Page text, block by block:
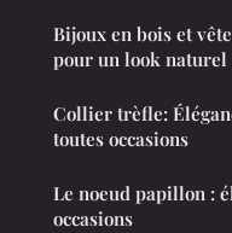
Bijoux en bois et
pour un look naturel
Collier trèfle:
toutes occasions
Le noeud papillon :
occasions